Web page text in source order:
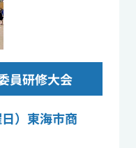
員研修大会
）東海市商